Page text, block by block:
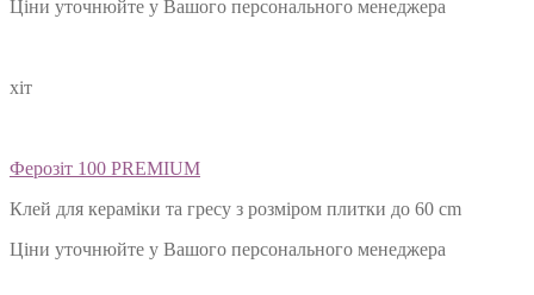
Ціни уточнюйте у Вашого персонального менеджера
хіт
Ферозіт 100 PREMIUM
Клей для кераміки та гресу з розміром плитки до 60 cm
Ціни уточнюйте у Вашого персонального менеджера